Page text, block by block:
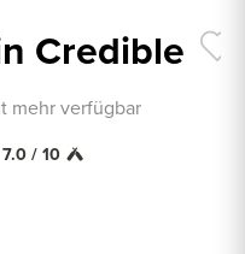
Credible
mehr verfügbar
7.0 / 10